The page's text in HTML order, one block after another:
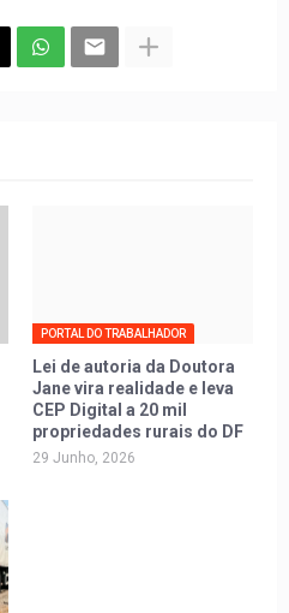
PORTAL DO TRABALHADOR
Lei de autoria da Doutora
Jane vira realidade e leva
CEP Digital a 20 mil
propriedades rurais do DF
29 Junho, 2026